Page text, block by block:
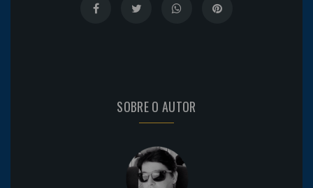
SOBRE O AUTOR